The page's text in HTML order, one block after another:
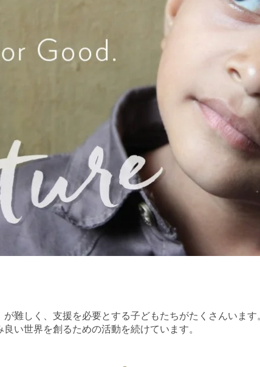
難しく、支援を必要とする子どもたちがたくさんいま
い世界を創るための活動を続けています。